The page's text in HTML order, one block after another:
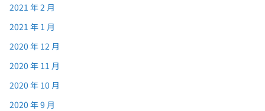
2021 年 2 月
2021 年 1 月
2020 年 12 月
2020 年 11 月
2020 年 10 月
2020 年 9 月